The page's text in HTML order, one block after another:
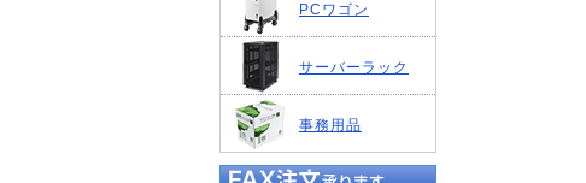
PCワゴン
サーバーラック
事務用品